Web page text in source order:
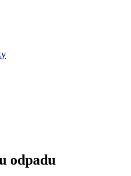
odpadu